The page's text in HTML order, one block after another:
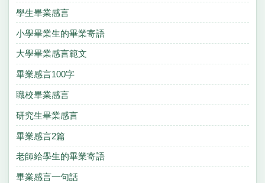
學生畢業感言
小學畢業生的畢業寄語
大學畢業感言範文
畢業感言100字
職校畢業感言
研究生畢業感言
畢業感言2篇
老師給學生的畢業寄語
畢業感言一句話